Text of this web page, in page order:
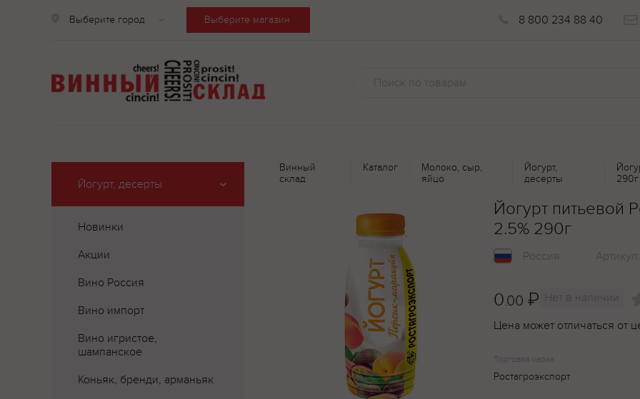
Выберите город Выберите магазин 8 800 234 88 40
Йогурт, десерты
Новинки
Акции
Вино Россия
Вино импорт
Вино игристое,
шампанское
Коньяк, бренди, арманьяк
Винный
склад
Каталог
Молоко, сыр,
яйцо
Йогурт,
десерты
290г
Йогурт питьевой
2.5% 290г
Россия Артикул:
0.00 ₽ Нет в наличии
Цена может отличаться от
Торговая марка
Ростагроэкспорт